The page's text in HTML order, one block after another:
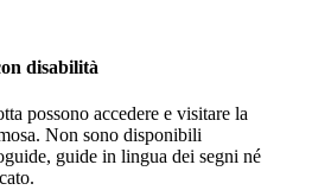
disabilità
possono accedere e visitare la
Non sono disponibili
guide in lingua dei segni né